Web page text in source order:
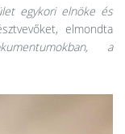
egykori elnöke és
elmondta
a